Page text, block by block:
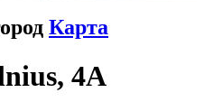
Карта
4A